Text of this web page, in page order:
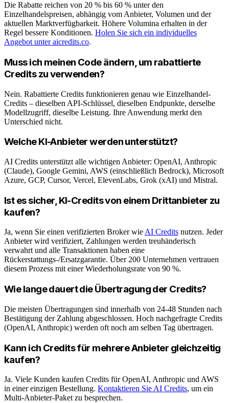
Die Rabatte reichen von 20 % bis 60 % unter den
Einzelhandelspreisen, abhängig vom Anbieter, Volumen und der
aktuellen Marktverfügbarkeit. Höhere Volumina erhalten in der
Regel bessere Konditionen. Holen Sie sich ein individuelles
Angebot unter aicredits.co.
Muss ich meinen Code ändern, um rabattierte
Credits zu verwenden?
Nein. Rabattierte Credits funktionieren genau wie Einzelhandel-
Credits – dieselben API-Schlüssel, dieselben Endpunkte, derselbe
Modellzugriff, dieselbe Leistung. Ihre Anwendung merkt den
Unterschied nicht.
Welche KI-Anbieter werden unterstützt?
AI Credits unterstützt alle wichtigen Anbieter: OpenAI, Anthropic
(Claude), Google Gemini, AWS (einschließlich Bedrock), Microsoft
Azure, GCP, Cursor, Vercel, ElevenLabs, Grok (xAI) und Mistral.
Ist es sicher, KI-Credits von einem Drittanbieter zu
kaufen?
Ja, wenn Sie einen verifizierten Broker wieAI Credits nutzen. Jeder
Anbieter wird verifiziert, Zahlungen werden treuhänderisch
verwahrt und alle Transaktionen haben eine
Rückerstattungs-/Ersatzgarantie. Über 200 Unternehmen vertrauen
diesem Prozess mit einer Wiederholungsrate von 90 %.
Wie lange dauert die Übertragung der Credits?
Die meisten Übertragungen sind innerhalb von 24-48 Stunden nach
Bestätigung der Zahlung abgeschlossen. Hoch nachgefragte Credits
(OpenAI, Anthropic) werden oft noch am selben Tag übertragen.
Kann ich Credits für mehrere Anbieter gleichzeitig
kaufen?
Ja. Viele Kunden kaufen Credits für OpenAI, Anthropic und AWS
in einer einzigen Bestellung. Kontaktieren Sie AI Credits, um ein
Multi-Anbieter-Paket zu besprechen.